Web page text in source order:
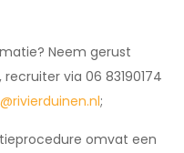
Neem gerust
via 06 83190174
;
omvat een